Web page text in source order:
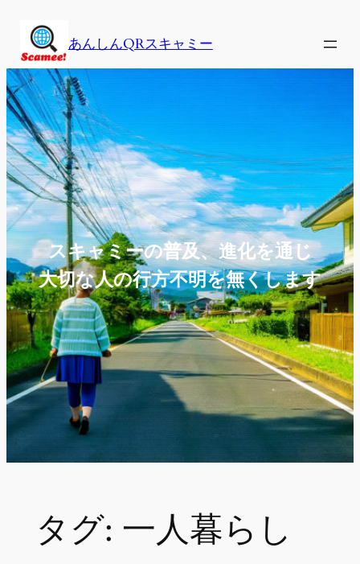
ス
キ
ッ
プ
あんしんQRスキャミー
スキャミーの普及、進化を通じ
大切な人の行方不明を無くします
タグ: 一人暮らし